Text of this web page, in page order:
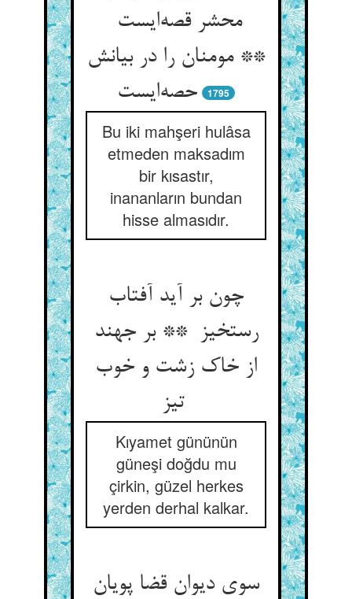
محشر قصه‌ایست
** مومنان را در بیانش
حصه‌ایست
1795
Bu iki mahşeri hulâsa
etmeden maksadım
bir kısastır,
inananların bundan
hisse almasıdır.
چون بر آید آفتاب
رستخیز ** بر جهند
از خاک زشت و خوب
تیز
Kıyamet gününün
güneşi doğdu mu
çirkin, güzel herkes
yerden derhal kalkar.
سوی دیوان قضا پویان